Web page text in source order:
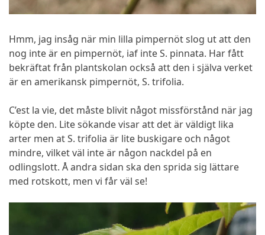
Hmm, jag insåg när min lilla pimpernöt slog ut att den
nog inte är en pimpernöt, iaf inte S. pinnata. Har fått
bekräftat från plantskolan också att den i själva verket
är en amerikansk pimpernöt, S. trifolia.
C’est la vie, det måste blivit något missförstånd när jag
köpte den. Lite sökande visar att det är väldigt lika
arter men at S. trifolia är lite buskigare och något
mindre, vilket väl inte är någon nackdel på en
odlingslott. Å andra sidan ska den sprida sig lättare
med rotskott, men vi får väl se!